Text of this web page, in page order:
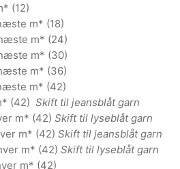
(12)
m* (18)
m* (24)
m* (30)
m* (36)
m* (42)
(42) Skift til jeansblåt garn
m* (42) Skift til lyseblåt garn
m* (42) Skift til jeansblåt garn
m* (42) Skift til lyseblåt garn
m* (42)